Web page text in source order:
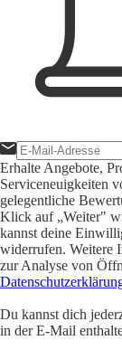
Erhalte Angebote,
Serviceneuigkeiten
gelegentliche
Klick auf „Weiter"
kannst deine
widerrufen. Weitere
zur Analyse von
Du kannst dich
in der E-Mail